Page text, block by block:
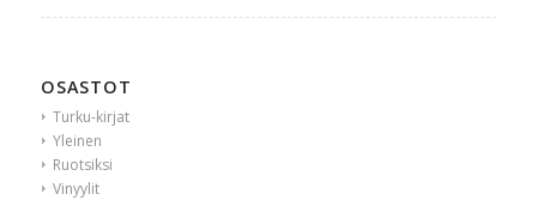
OSASTOT
Turku-kirjat
Yleinen
Ruotsiksi
Vinyylit